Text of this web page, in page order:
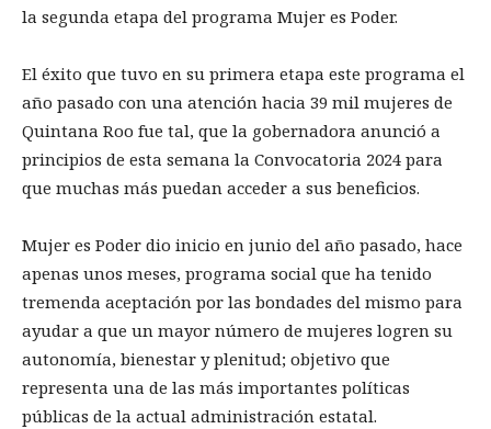
la segunda etapa del programa Mujer es Poder.
El éxito que tuvo en su primera etapa este programa el
año pasado con una atención hacia 39 mil mujeres de
Quintana Roo fue tal, que la gobernadora anunció a
principios de esta semana la Convocatoria 2024 para
que muchas más puedan acceder a sus beneficios.
Mujer es Poder dio inicio en junio del año pasado, hace
apenas unos meses, programa social que ha tenido
tremenda aceptación por las bondades del mismo para
ayudar a que un mayor número de mujeres logren su
autonomía, bienestar y plenitud; objetivo que
representa una de las más importantes políticas
públicas de la actual administración estatal.